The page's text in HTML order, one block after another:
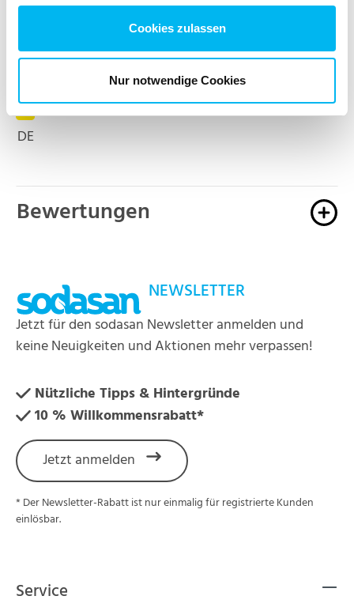
Cookies zulassen
Nur notwendige Cookies
Flasche aus Altplastik. Recycelbar. Nachfüllbar.
DE
Bewertungen
NEWSLETTER
Jetzt für den sodasan Newsletter anmelden und
keine Neuigkeiten und Aktionen mehr verpassen!
Nützliche Tipps & Hintergründe
10 % Willkommensrabatt*
Jetzt anmelden
* Der Newsletter-Rabatt ist nur einmalig für registrierte Kunden
einlösbar.
Service